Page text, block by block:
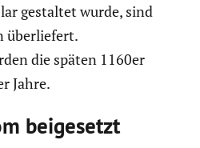
gestaltet wurde, sind
überlie­fert.
die späten 1160er
Jahre.
beigesetzt